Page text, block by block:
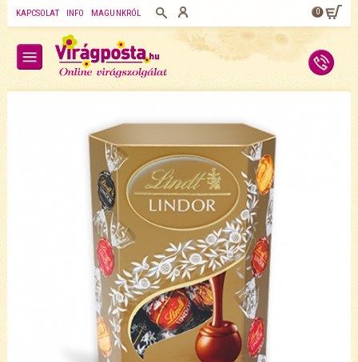
KAPCSOLAT INFO MAGUNKRÓL 0